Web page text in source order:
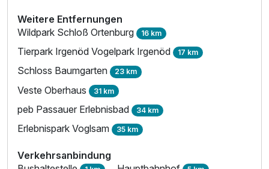
Weitere Entfernungen
Wildpark Schloß Ortenburg 16 km
Tierpark Irgenöd Vogelpark Irgenöd 17 km
Schloss Baumgarten 23 km
Veste Oberhaus 31 km
peb Passauer Erlebnisbad 34 km
Erlebnispark Voglsam 35 km
Verkehrsanbindung